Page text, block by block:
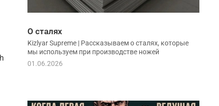
О сталях
Kizlyar Supreme | Рассказываем о сталях, которые
мы используем при производстве ножей
01.06.2026